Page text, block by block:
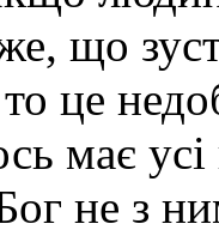
що
то це
має усі
не з